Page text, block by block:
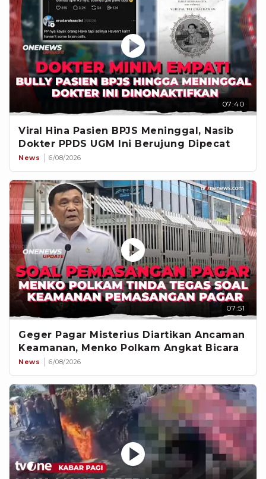
07:40
Viral Hina Pasien BPJS Meninggal, Nasib
Dokter PPDS UGM Ini Berujung Dipecat
News 6/08/2026
07:51
Geger Pagar Misterius Diartikan Ancaman
Keamanan, Menko Polkam Angkat Bicara
News 6/08/2026